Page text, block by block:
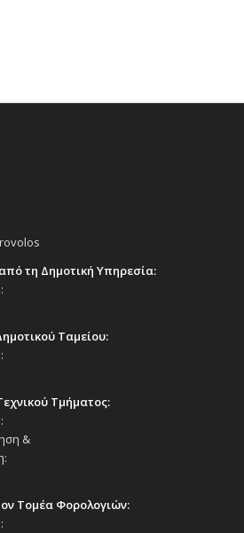
τη Δημοτική Υπηρεσία:
Ταμείου:
Τμήματος:
&
Τομέα Φορολογιών: